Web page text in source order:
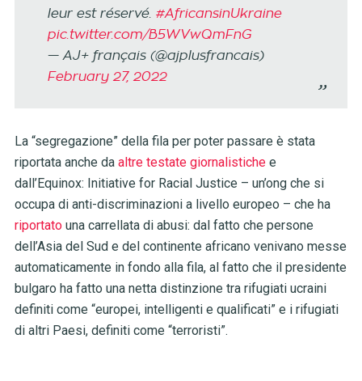
leur est réservé. #AfricansinUkraine
pic.twitter.com/B5WVwQmFnG
— AJ+ français (@ajplusfrancais)
February 27, 2022
La “segregazione” della fila per poter passare è stata
riportata anche da altre testate giornalistichee
dall’Equinox: Initiative for Racial Justice – un’ong che si
occupa di anti-discriminazioni a livello europeo – che ha
riportatouna carrellata di abusi: dal fatto che persone
dell’Asia del Sud e del continente africano venivano messe
automaticamente in fondo alla fila, al fatto che il presidente
bulgaro ha fatto una netta distinzione tra rifugiati ucraini
definiti come “europei, intelligenti e qualificati” e i rifugiati
di altri Paesi, definiti come “terroristi”.